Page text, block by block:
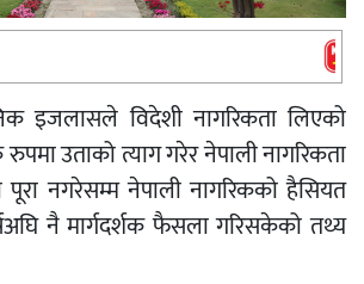
इजलासले विदेशी नागरिकता लिएको
उताको त्याग गरेर नेपाली नागरिकता
पूरा नगरेसम्म नेपाली नागरिकको हैसियत
नै मार्गदर्शक फैसला गरिसकेको तथ्य